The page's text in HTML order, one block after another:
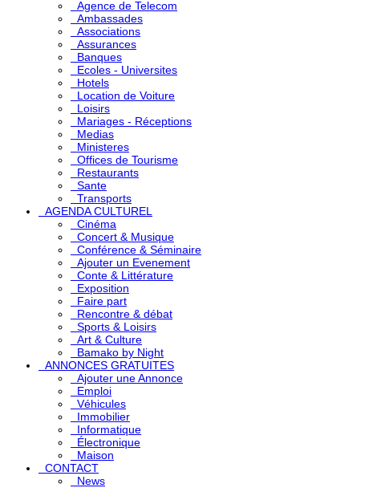
Agence de Telecom
Ambassades
Associations
Assurances
Banques
Ecoles - Universites
Hotels
Location de Voiture
Loisirs
Mariages - Réceptions
Medias
Ministeres
Offices de Tourisme
Restaurants
Sante
Transports
AGENDA CULTUREL
Cinéma
Concert & Musique
Conférence & Séminaire
Ajouter un Evenement
Conte & Littérature
Exposition
Faire part
Rencontre & débat
Sports & Loisirs
Art & Culture
Bamako by Night
ANNONCES GRATUITES
Ajouter une Annonce
Emploi
Véhicules
Immobilier
Informatique
Électronique
Maison
CONTACT
News